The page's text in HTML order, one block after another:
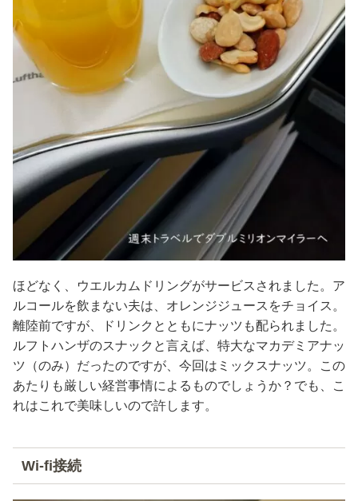
ほどなく、ウエルカムドリングがサービスされました。ア
ルコールを飲まない夫は、オレンジジュースをチョイス。
離陸前ですが、ドリンクとともにナッツも配られました。
ルフトハンザのスナックと言えば、特大なマカデミアナッ
ツ（のみ）だったのですが、今回はミックスナッツ。この
あたりも厳しい経営事情によるものでしょうか？でも、こ
れはこれで美味しいので許します。
Wi-fi接続